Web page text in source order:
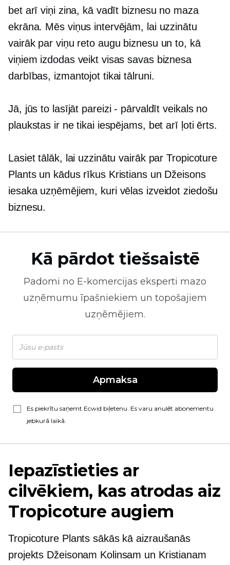
bet arī viņi zina, kā vadīt biznesu no maza
ekrāna. Mēs viņus intervējām, lai uzzinātu
vairāk par viņu reto augu biznesu un to, kā
viņiem izdodas veikt visas savas biznesa
darbības, izmantojot tikai tālruni.
Jā, jūs to lasījāt pareizi - pārvaldīt veikals no
plaukstas ir ne tikai iespējams, bet arī ļoti ērts.
Lasiet tālāk, lai uzzinātu vairāk par Tropicoture
Plants un kādus rīkus Kristians un Džeisons
iesaka uzņēmējiem, kuri vēlas izveidot ziedošu
biznesu.
Kā pārdot tiešsaistē
Padomi no E-komercijas eksperti mazo
uzņēmumu īpašniekiem un topošajiem
uzņēmējiem.
Apmaksa
Es piekrītu saņemt Ecwid biļetenu. Es varu anulēt abonementu
jebkurā laikā.
Iepazīstieties ar
cilvēkiem, kas atrodas aiz
Tropicoture augiem
Tropicoture Plants sākās kā aizraušanās
projekts Džeisonam Kolinsam un Kristianam